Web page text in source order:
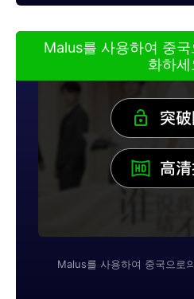
Malus를 사용하여 중
화하세
Malus를 사용하여 중국으로